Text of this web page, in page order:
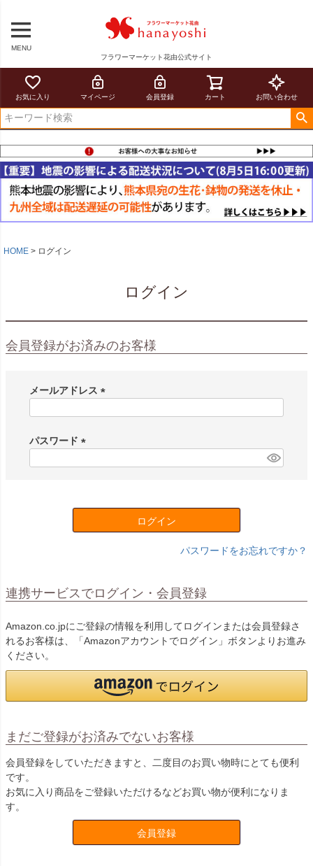
MENU
フラワーマーケット花由公式サイト
お気に入り マイページ 会員登録 カート お問い合わせ
HOME ログイン
ログイン
会員登録がお済みのお客様
メールアドレス
)
パスワード
ログイン
パスワードをお忘れですか？
連携サービスでログイン・会員登録
Amazon.co.jpにご登録の情報を利用してログインまたは会員登録さ
れるお客様は、「Amazonアカウントでログイン」ボタンよりお進み
ください。
まだご登録がお済みでないお客様
会員登録をしていただきますと、二度目のお買い物時にとても便利
です。
お気に入り商品をご登録いただけるなどお買い物が便利になりま
す。
会員登録